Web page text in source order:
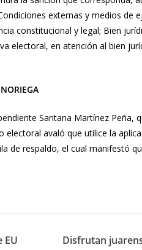
externas y medios de
constitucional y legal; Bien
electoral, en atención al bien
Santana Martínez Peña,
avaló que utilice la
de respaldo, el cual manifestó
EU
Disfrutan